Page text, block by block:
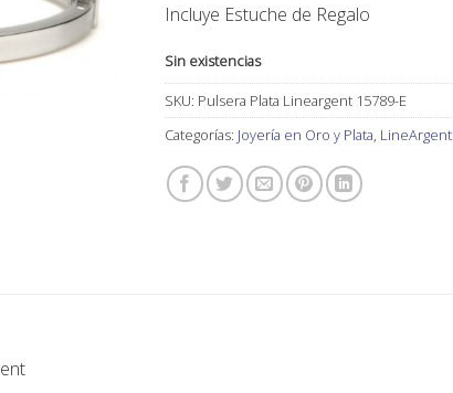
Incluye Estuche de Regalo
Sin existencias
SKU: Pulsera Plata Lineargent 15789-E
Categorías: Joyería en Oro y Plata, LineArgent